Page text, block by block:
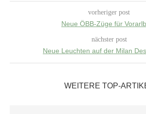
vorheriger post
Neue ÖBB-Züge für
nächster post
Neue Leuchten auf der Milan
WEITERE TOP-